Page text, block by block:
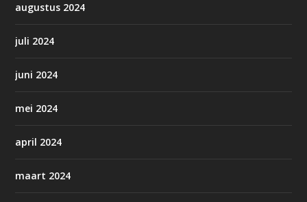
augustus 2024
juli 2024
juni 2024
mei 2024
april 2024
maart 2024